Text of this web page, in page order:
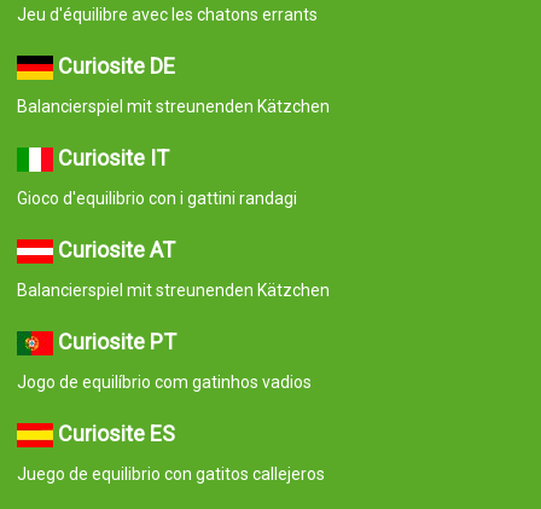
Jeu d'équilibre avec les chatons errants
Curiosite DE
Balancierspiel mit streunenden Kätzchen
Curiosite IT
Gioco d'equilibrio con i gattini randagi
Curiosite AT
Balancierspiel mit streunenden Kätzchen
Curiosite PT
Jogo de equilíbrio com gatinhos vadios
Curiosite ES
Juego de equilibrio con gatitos callejeros